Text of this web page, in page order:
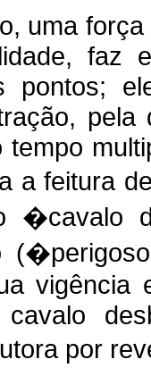
uma
pontos;
a feitura
�cavalo
vigência
por